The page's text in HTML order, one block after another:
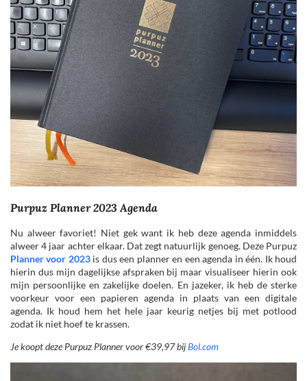
Purpuz Planner 2023 Agenda
Nu alweer favoriet! Niet gek want ik heb deze agenda inmiddels
alweer 4 jaar achter elkaar. Dat zegt natuurlijk genoeg. Deze Purpuz
Planner voor 2023is dus een planner en een agenda in één. Ik houd
hierin dus mijn dagelijkse afspraken bij maar visualiseer hierin ook
mijn persoonlijke en zakelijke doelen. En jazeker, ik heb de sterke
voorkeur voor een papieren agenda in plaats van een digitale
agenda. Ik houd hem het hele jaar keurig netjes bij met potlood
zodat ik niet hoef te krassen.
Je koopt deze Purpuz Planner voor €39,97 bijBol.com